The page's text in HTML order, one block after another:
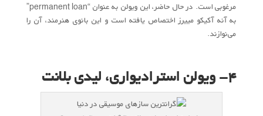
مرغوبی است. در حال حاضر، این ویولن به عنوان “permanent loan”
به آنه آکیکو مییرز اختصاص یافته است و این بانوی هنرمند، آن را
می‌نوازند.
۴- ویولن استرادیواری، لیدی بلانت